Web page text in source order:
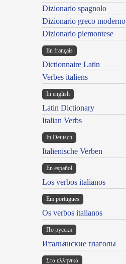
Dizionario spagnolo
Dizionario greco moderno
Dizionario piemontese
En français
Dictionnaire Latin
Verbes italiens
In english
Latin Dictionary
Italian Verbs
In Deutsch
Italienische Verben
En español
Los verbos italianos
Em portugues
Os verbos italianos
По русски
Итальянские глаголы
Στα ελληνικά